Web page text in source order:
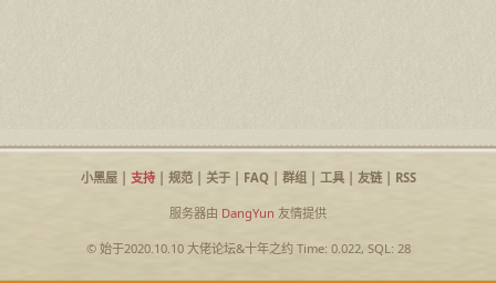
小黑屋| 支持| 规范| 关于| FAQ| 群组| 工具| 友链| RSS
服务器由 DangYun 友情提供
© 始于2020.10.10 大佬论坛&十年之约Time: 0.022, SQL: 28